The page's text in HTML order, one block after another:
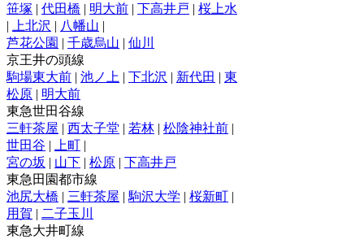
笹塚 | 代田橋 | 明大前 | 下高井戸 | 桜上水
|
上北沢 | 八幡山 |
芦花公園 | 千歳烏山 | 仙川
京王井の頭線
駒場東大前 | 池ノ上 | 下北沢 | 新代田 | 東
松原 | 明大前
東急世田谷線
三軒茶屋 | 西太子堂 | 若林 | 松陰神社前 |
世田谷 | 上町 |
宮の坂 | 山下 | 松原 | 下高井戸
東急田園都市線
池尻大橋 | 三軒茶屋 | 駒沢大学 | 桜新町 |
用賀 | 二子玉川
東急大井町線